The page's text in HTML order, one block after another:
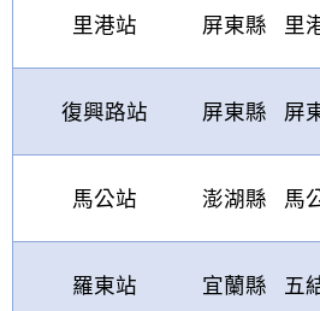
里港站 屏東縣 里
復興路站 屏東縣 屏
馬公站 澎湖縣 馬
羅東站 宜蘭縣 五